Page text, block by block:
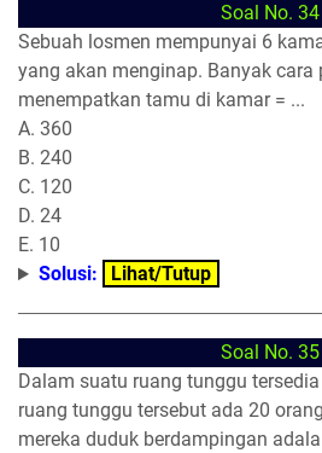
Soal No. 34
Sebuah losmen mempunyai 6
yang akan menginap. Banyak cara
menempatkan tamu di kamar = ...
A. 360
B. 240
C. 120
D. 24
E. 10
Solusi:
Lihat/Tutup
Soal No. 35
Dalam suatu ruang tunggu
ruang tunggu tersebut ada 20
mereka duduk berdampingan